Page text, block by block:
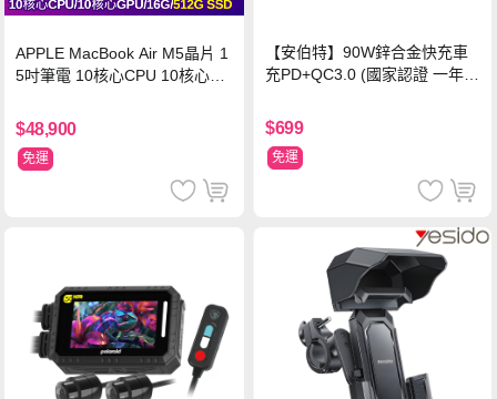
APPLE MacBook Air M5晶片 1
5吋筆電 10核心CPU 10核心GP
$48,900
免運
【安伯特】90W鋅合金快充車
充PD+QC3.0 (國家認證 一年保
$699
免運